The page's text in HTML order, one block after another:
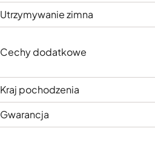
Utrzymywanie zimna
Cechy dodatkowe
Kraj pochodzenia
Gwarancja